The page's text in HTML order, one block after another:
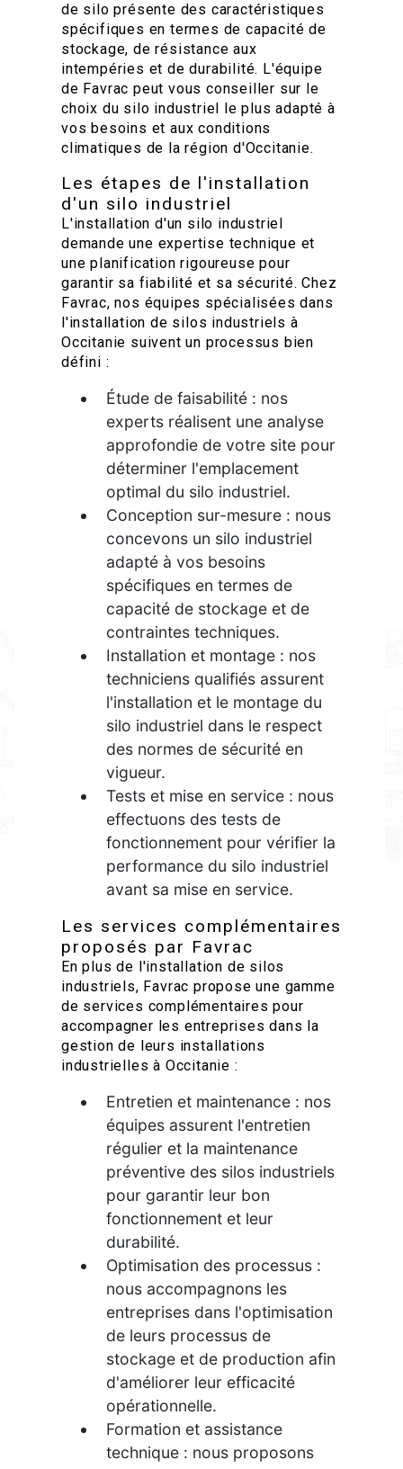
de silo présente des caractéristiques
spécifiques en termes de capacité de
stockage, de résistance aux
intempéries et de durabilité. L'équipe
de Favrac peut vous conseiller sur le
choix du silo industriel le plus adapté à
vos besoins et aux conditions
climatiques de la région d'Occitanie.
Les étapes de l'installation
d'un silo industriel
L'installation d'un silo industriel
demande une expertise technique et
une planification rigoureuse pour
garantir sa fiabilité et sa sécurité. Chez
Favrac, nos équipes spécialisées dans
l'installation de silos industriels à
Occitanie suivent un processus bien
défini :
Étude de faisabilité : nos
experts réalisent une analyse
approfondie de votre site pour
déterminer l'emplacement
optimal du silo industriel.
Conception sur-mesure : nous
concevons un silo industriel
adapté à vos besoins
spécifiques en termes de
capacité de stockage et de
contraintes techniques.
Installation et montage : nos
techniciens qualifiés assurent
l'installation et le montage du
silo industriel dans le respect
des normes de sécurité en
vigueur.
Tests et mise en service : nous
effectuons des tests de
fonctionnement pour vérifier la
performance du silo industriel
avant sa mise en service.
Les services complémentaires
proposés par Favrac
En plus de l'installation de silos
industriels, Favrac propose une gamme
de services complémentaires pour
accompagner les entreprises dans la
gestion de leurs installations
industrielles à Occitanie :
Entretien et maintenance : nos
équipes assurent l'entretien
régulier et la maintenance
préventive des silos industriels
pour garantir leur bon
fonctionnement et leur
durabilité.
Optimisation des processus :
nous accompagnons les
entreprises dans l'optimisation
de leurs processus de
stockage et de production afin
d'améliorer leur efficacité
opérationnelle.
Formation et assistance
technique : nous proposons